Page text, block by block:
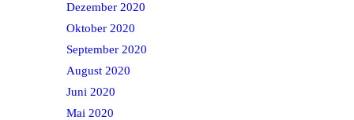
Dezember 2020
Oktober 2020
September 2020
August 2020
Juni 2020
Mai 2020